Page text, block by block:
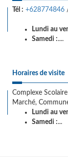
Tél : +628774846
Lundi au
Samedi :....
Horaires de visite
Complexe
Marché,
Lundi au
Samedi :...